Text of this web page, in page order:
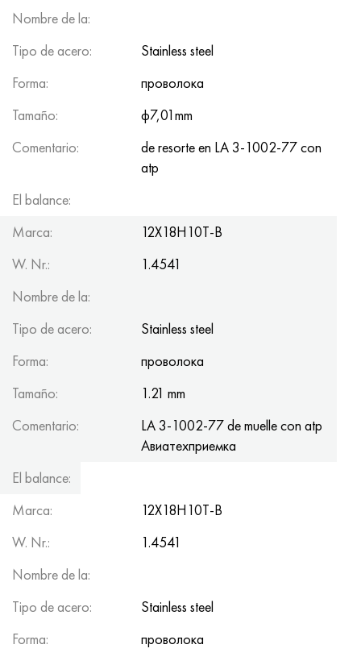
Nombre de la:
Tipo de acero:
Stainless steel
Forma:
проволока
Tamaño:
ф7,01mm
Comentario:
de resorte en LA 3-1002-77 con
atp
El balance:
Marca:
12Х18Н10Т-В
W. Nr.:
1.4541
Nombre de la:
Tipo de acero:
Stainless steel
Forma:
проволока
Tamaño:
1.21 mm
Comentario:
LA 3-1002-77 de muelle con atp
Авиатеxприемка
El balance:
Marca:
12Х18Н10Т-В
W. Nr.:
1.4541
Nombre de la:
Tipo de acero:
Stainless steel
Forma:
проволока